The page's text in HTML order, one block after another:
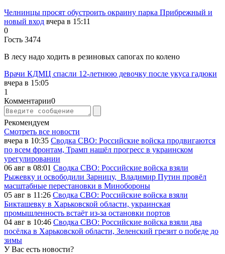
Челнинцы просят обустроить окраину парка Прибрежный и
новый вход вчера в 15:11
0
Гость 3474
В лесу надо ходить в резиновых сапогах по колено
Врачи КДМЦ спасли 12-летнюю девочку после укуса гадюки
вчера в 15:05
1
Комментарии0
Рекомендуем
Смотреть все новости
вчера в 10:35 Сводка СВО: Российские войска продвигаются
по всем фронтам, Трамп нашёл прогресс в украинском
урегулировании
06 авг в 08:01 Сводка СВО: Российские войска взяли
Рыжевку и освободили Зарницу, Владимир Путин провёл
масштабные перестановки в Минобороны
05 авг в 11:26 Сводка СВО: Российские войска взяли
Бикташевку в Харьковской области, украинская
промышленность встаёт из-за остановки портов
04 авг в 10:46 Сводка СВО: Российские войска взяли два
посёлка в Харьковской области, Зеленский грезит о победе до
зимы
У Вас есть новости?